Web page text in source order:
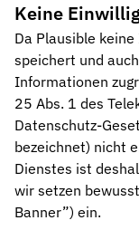
Keine
Da Plausible
speichert und
Informationen
25 Abs. 1 des
Datenschutz-
bezeichnet) nicht
Dienstes ist
wir setzen
Banner”) ein.